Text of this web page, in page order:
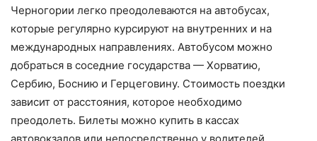
Черногории легко преодолеваются на автобусах,
которые регулярно курсируют на внутренних и на
международных направлениях. Автобусом можно
добраться в соседние государства — Хорватию,
Сербию, Боснию и Герцеговину. Стоимость поездки
зависит от расстояния, которое необходимо
преодолеть. Билеты можно купить в кассах